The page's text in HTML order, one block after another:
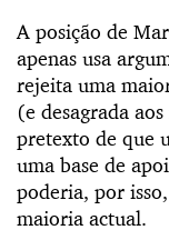
A posição de
apenas usa
rejeita uma
(e desagrada
pretexto de que
uma base de
poderia, por
maioria actual.